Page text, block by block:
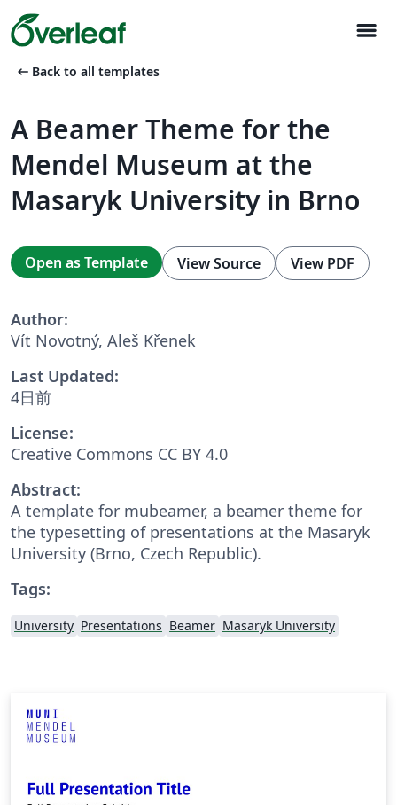
menu
arrow_left_alt Back to all templates
A Beamer Theme for the
Mendel Museum at the
Masaryk University in Brno
Open as Template View Source View PDF
Author:
Vít Novotný, Aleš Křenek
Last Updated:
4日前
License:
Creative Commons CC BY 4.0
Abstract:
A template for mubeamer, a beamer theme for
the typesetting of presentations at the Masaryk
University (Brno, Czech Republic).
Tags:
University Presentations Beamer Masaryk University